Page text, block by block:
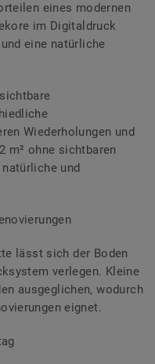
eines modernen
im Digitaldruck
eine natürliche
Wiederholungen und
m² ohne sichtbaren
und
lässt sich der Boden
verlegen. Kleine
ausgeglichen, wodurch
eignet.